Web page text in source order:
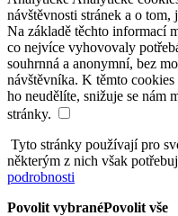
návštěvnosti stránek a o
Na základě těchto informací
co nejvíce vyhovovaly
souhrnná a anonymní, bez
návštěvníka. K těmto
ho neudělíte, snižuje se nám
stránky.
Tyto stránky používají pro
některým z nich však
podrobnosti
Povolit vybranéPovolit vše